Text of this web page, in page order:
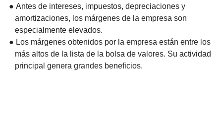
● Antes de intereses, impuestos, depreciaciones y
amortizaciones, los márgenes de la empresa son
especialmente elevados.
● Los márgenes obtenidos por la empresa están entre los
más altos de la lista de la bolsa de valores. Su actividad
principal genera grandes beneficios.